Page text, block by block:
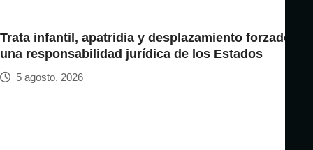
Trata infantil, apatridia y desplazamiento forzado:
una responsabilidad jurídica de los Estados
5 agosto, 2026